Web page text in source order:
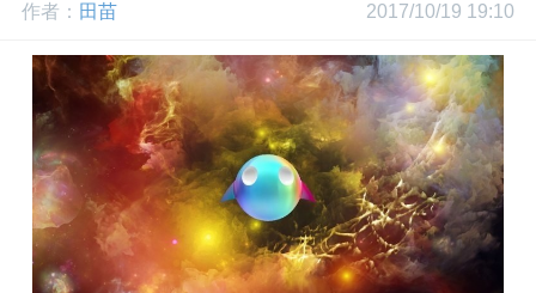
开
作者： 田苗 2017/10/19 19:10